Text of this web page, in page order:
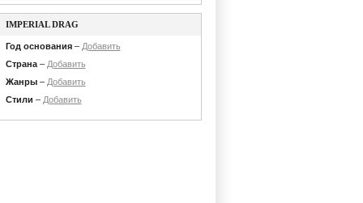
IMPERIAL DRAG
Год основания– Добавить
Страна– Добавить
Жанры– Добавить
Стили – Добавить